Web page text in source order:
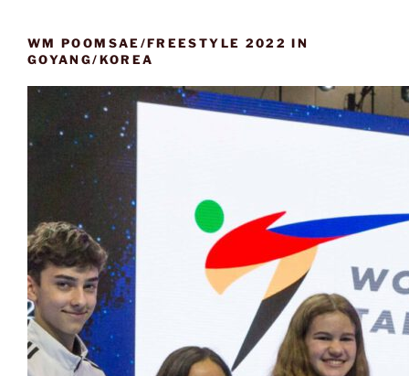
WM POOMSAE/FREESTYLE 2022 IN
GOYANG/KOREA